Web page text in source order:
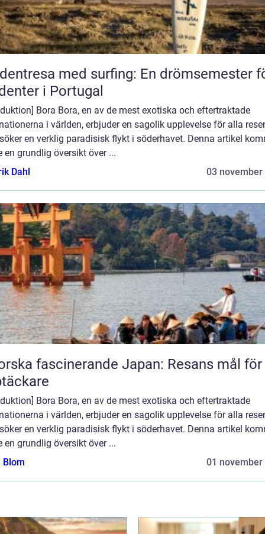
med surfing: En drömsemester
i Portugal
Bora Bora, en av de mest exotiska och eftertraktade
i världen, erbjuder en sagolik upplevelse för alla
en verklig paradisisk flykt i söderhavet. Denna artikel
en grundlig översikt över ...
Dahl
03 november
fascinerande Japan: Resans mål för
Bora Bora, en av de mest exotiska och eftertraktade
i världen, erbjuder en sagolik upplevelse för alla
en verklig paradisisk flykt i söderhavet. Denna artikel
en grundlig översikt över ...
Blom
01 november